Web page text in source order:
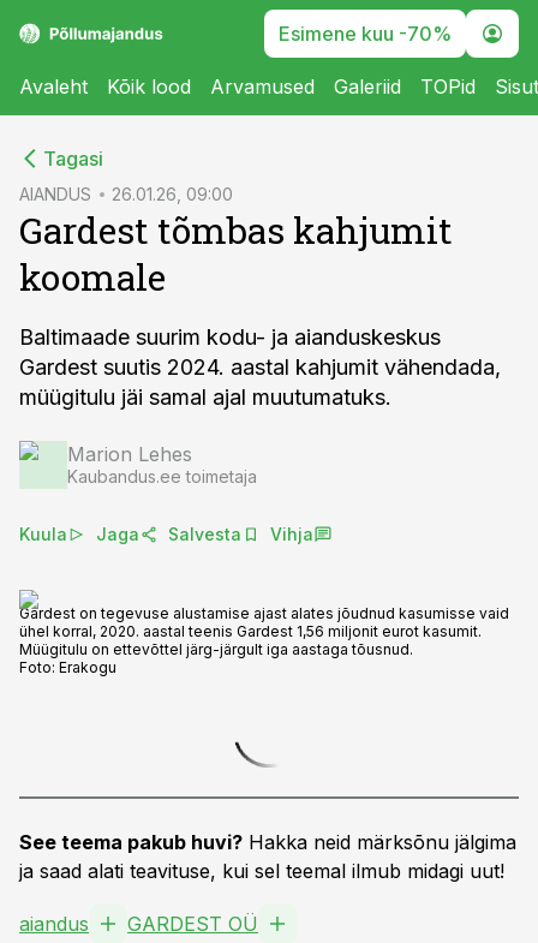
Esimene kuu -70%
Avaleht Kõik lood Arvamused Galeriid TOPid
Tagasi
AIANDUS 26.01.26, 09:00
Gardest tõmbas kahjumit
koomale
Baltimaade suurim kodu- ja aianduskeskus
Gardest suutis 2024. aastal kahjumit vähendada,
müügitulu jäi samal ajal muutumatuks.
Marion Lehes
Kaubandus.ee toimetaja
Kuula Jaga Salvesta Vihja
Gardest on tegevuse alustamise ajast alates jõudnud kasumisse vaid
ühel korral, 2020. aastal teenis Gardest 1,56 miljonit eurot kasumit.
Müügitulu on ettevõttel järg-järgult iga aastaga tõusnud.
Foto: Erakogu
See teema pakub huvi? Hakka neid märksõnu jälgima
ja saad alati teavituse, kui sel teemal ilmub midagi uut!
aiandus GARDEST OÜ